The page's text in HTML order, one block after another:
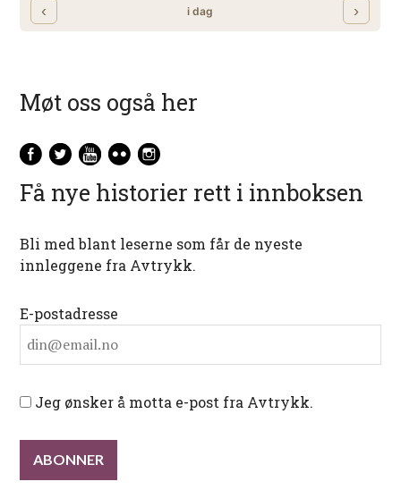
Møt oss også her
Få nye historier rett i innboksen
Bli med blant leserne som får de nyeste
innleggene fra Avtrykk.
E-postadresse
Jeg ønsker å motta e-post fra Avtrykk.